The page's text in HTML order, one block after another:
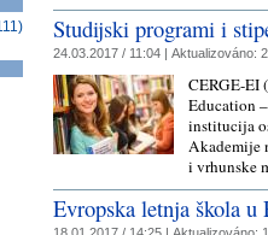
Studijski programi i
24.03.2017 / 11:04 | Aktualizováno:
CERGE-EI
Education
institucija
Akademije
i vrhunske
Evropska letnja škola u
18.01.2017 / 14:25 | Aktualizováno: